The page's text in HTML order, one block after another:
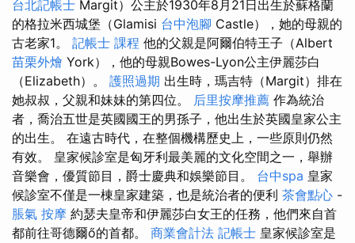
台北記帳士 Margit）公主於1930年8月21日出生於蘇格蘭
的格拉米西城堡（Glamisi 台中泡腳 Castle），她的母親的
古老家1。 記帳士 課程 他的父親是阿爾伯特王子（Albert
苗栗外燴 York），他的母親Bowes-Lyon公主伊麗莎白
（Elizabeth）。 護照過期 出生時，瑪吉特（Margit）排在
她叔叔，父親和妹妹的第四位。 后里按摩推薦 作為統治
者，喬治五世是英國國王的男孫子，他出生於英國皇家公主
的出生。 在遠古時代，在整個機構歷史上，一些原則仍然
有效。 皇家候診室是匈牙利最美麗的文化空間之一，舉辦
音樂會，優質節目，爵士慶典和娛樂節目。 台中spa 皇家
候診室不僅是一棟皇家建築，也是統治者的便利 茶會點心 -
脹氣 按摩 約瑟夫皇帝和伊麗莎白女王的任務，他們來自首
都前往哥德爾ő的首都。 商業會計法 記帳士 皇家候診室是